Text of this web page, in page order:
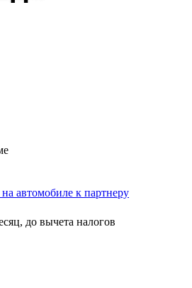
автомобиле к партнеру
до вычета налогов